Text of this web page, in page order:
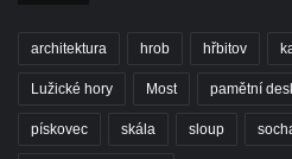
Kamenný obelisk na vyhlídce u
architektura hrob hřbitov
Lužické hory Most pamětní
pískovec skála sloup